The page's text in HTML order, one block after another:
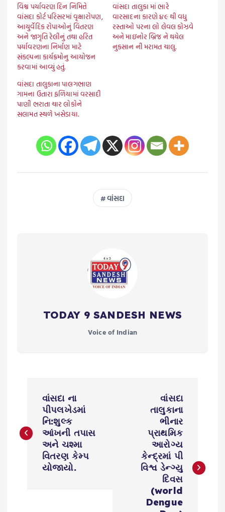
વિશ્વ પર્યાવરણ દિન નિમિત્તે
વાંસદા કોર્ટ પરિસરમાં વૃક્ષારોપણ,
આયુર્વેદિક રોપાઓનું વિતરણ
અને જાગૃતિ રેલીનું તથા હરિત
પર્યાવરણના નિર્માણ માટે
સંકલ્પના કાર્યક્રમોનુ આયોજન
કરવામાં આવ્યું હતું.
વાંસદા તાલુકા માં ભારે
વારસાદના કારણે ૪૯ થી વધુ
રસ્તાઓ પરના લો લેવલ કોઝવે
અને માઇનોર બ્રિજ ને થયેલ
નુકસાન ની મરામત ચાલુ.
વાંસદા તાલુકાના પાલગભાણ
ગામના ઉતારા ફળિયામાં વરસાદી
પાણી ભરાતા ચાર લોકોને
સલામત સ્થળે ખસેડાયા.
વાંસદા
TODAY 9 SANDESH NEWS
Voice of Indian
s
વાંસદા ના
પીપલખેડમાં
નિ:શુલ્ક
આંખની તપાસ
અને ચશ્મા
વિતરણ કેમ્પ
યોજાયો.
વાંસદા
તાલુકાના
ભીનાર
પ્રાથમિક
આરોગ્ય
કેન્દ્રમાં પી
વિશ્વ ડેન્ગ્યુ
દિવસ
(world
Dengue